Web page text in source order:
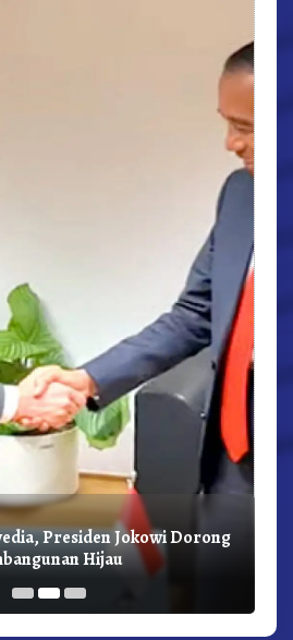
Presiden Jokowi Dorong
Hijau